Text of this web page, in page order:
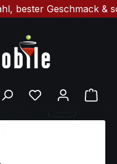
Geschmack &